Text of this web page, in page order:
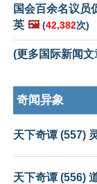
国会百余名议员
英 🖼️ (42,382次)
(更多国际新闻文
奇闻异象
天下奇谭 (557)
天下奇谭 (556)